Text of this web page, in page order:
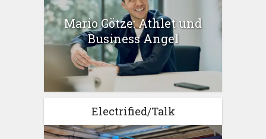
Mario Götze: Athlet und
Business Angel
Electrified/Talk